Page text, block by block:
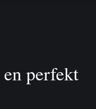
perfekt